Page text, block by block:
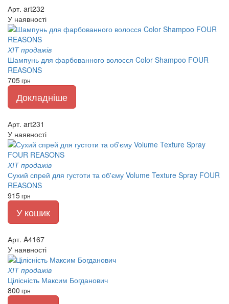
Арт. art232
У наявності
ХІТ продажів
Шампунь для фарбованного волосся Color Shampoo FOUR
REASONS
705грн
Докладніше
Арт. art231
У наявності
ХІТ продажів
Сухий спрей для густоти та об'єму Volume Texture Spray FOUR
REASONS
915грн
У кошик
Арт. A4167
У наявності
ХІТ продажів
Цілісність Максим Богданович
800 грн